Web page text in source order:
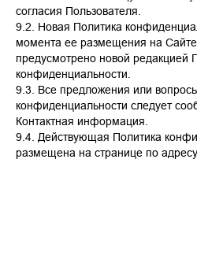
согласия Пользователя.
9.2. Новая Политика
момента ее размещения на
предусмотрено новой редакцией
конфиденциальности.
9.3. Все предложения или
конфиденциальности следует
Контактная информация.
9.4. Действующая Политика
размещена на странице по адресу